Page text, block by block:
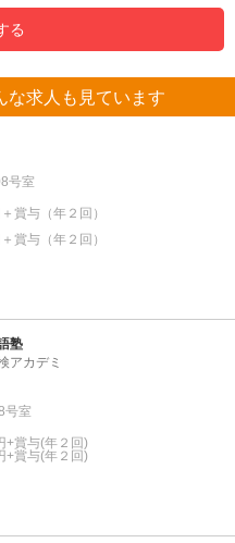
る
な求人も見ています
号室
賞与（年２回）
賞与（年２回）
塾
アカデミ
号室
賞与(年２回)
賞与(年２回)